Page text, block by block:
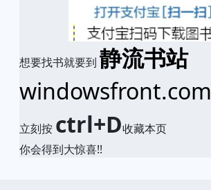
想要找书就要到 静流书站
windowsfront.com
立刻按 ctrl+D收藏本页
你会得到大惊喜!!